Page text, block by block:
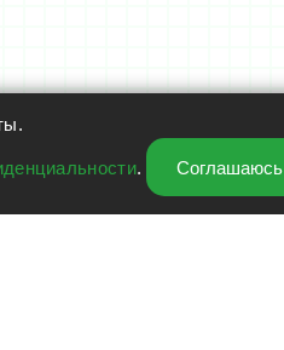
. Соглашаюсь